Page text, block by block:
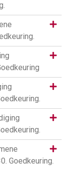
Goedkeuring.